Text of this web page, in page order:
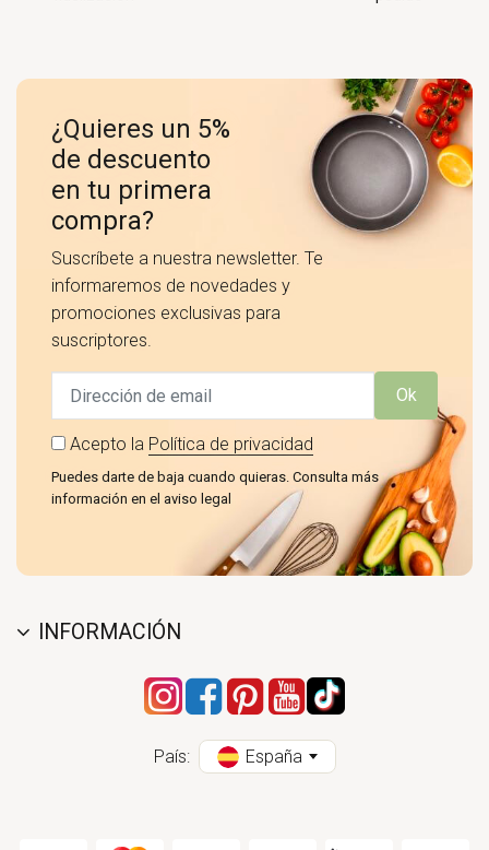
¿Quieres un 5%
de descuento
en tu primera
compra?
Suscríbete a nuestra newsletter. Te
informaremos de novedades y
promociones exclusivas para
suscriptores.
Ok
Acepto la Política de privacidad
Puedes darte de baja cuando quieras. Consulta más
información en el aviso legal
INFORMACIÓN
País: España